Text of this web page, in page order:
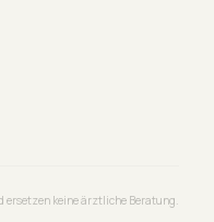
ersetzen keine ärztliche Beratung.